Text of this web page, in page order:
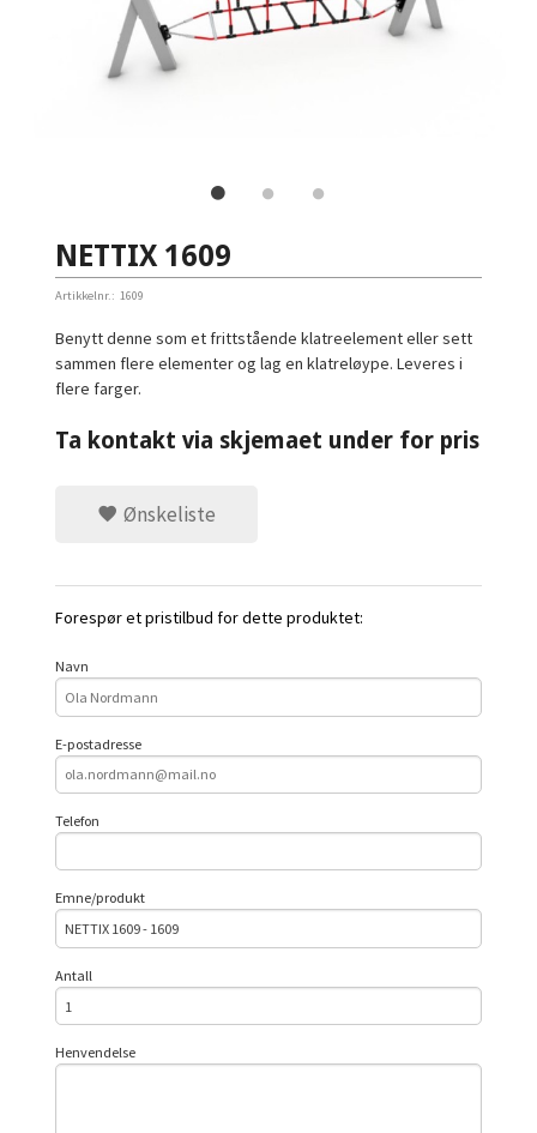
NETTIX 1609
Artikkelnr.: 1609
Benytt denne som et frittstående klatreelement eller sett
sammen flere elementer og lag en klatreløype. Leveres i
flere farger.
Ta kontakt via skjemaet under for pris
Ønskeliste
Forespør et pristilbud for dette produktet:
Navn
E-postadresse
Telefon
Emne/produkt
Antall
Henvendelse